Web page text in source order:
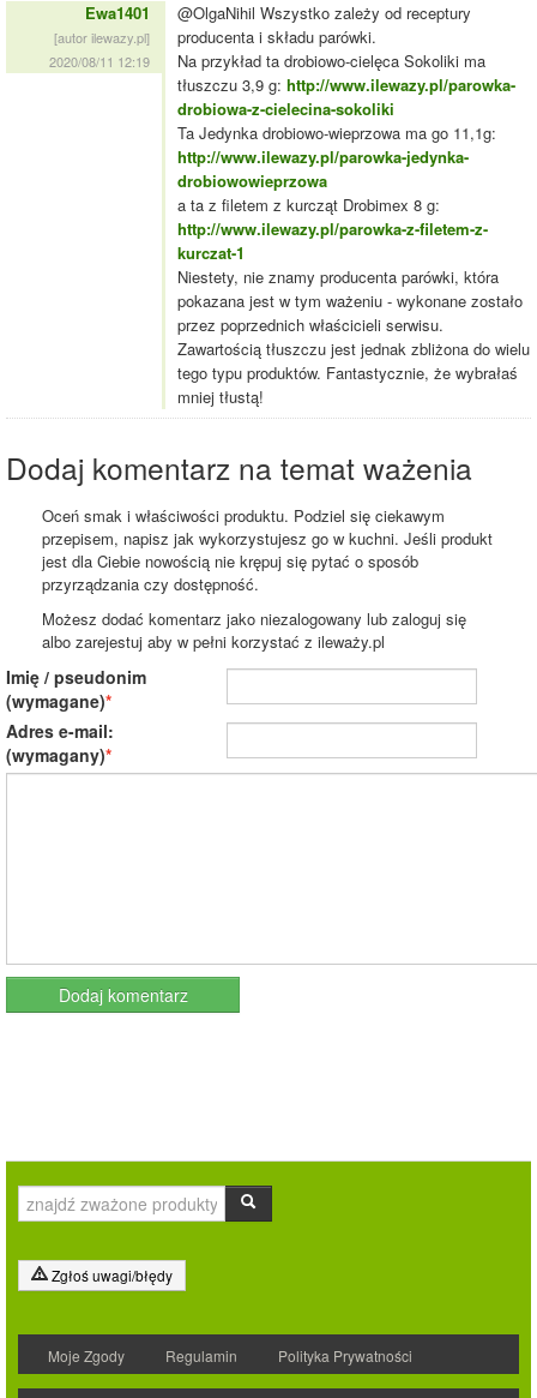
Ewa1401
[autor ilewazy.pl]
2020/08/11 12:19
@OlgaNihil Wszystko zależy od receptury
producenta i składu parówki.
Na przykład ta drobiowo-cielęca Sokoliki ma
tłuszczu 3,9 g: http://www.ilewazy.pl/parowka-
drobiowa-z-cielecina-sokoliki
Ta Jedynka drobiowo-wieprzowa ma go 11,1g:
http://www.ilewazy.pl/parowka-jedynka-
drobiowowieprzowa
a ta z filetem z kurcząt Drobimex 8 g:
http://www.ilewazy.pl/parowka-z-filetem-z-
kurczat-1
Niestety, nie znamy producenta parówki, która
pokazana jest w tym ważeniu - wykonane zostało
przez poprzednich właścicieli serwisu.
Zawartością tłuszczu jest jednak zbliżona do wielu
tego typu produktów. Fantastycznie, że wybrałaś
mniej tłustą!
Dodaj komentarz na temat ważenia
Oceń smak i właściwości produktu. Podziel się ciekawym
przepisem, napisz jak wykorzystujesz go w kuchni. Jeśli produkt
jest dla Ciebie nowością nie krępuj się pytać o sposób
przyrządzania czy dostępność.
Możesz dodać komentarz jako niezalogowany lub zaloguj się
albo zarejestuj aby w pełni korzystać z ileważy.pl
Imię / pseudonim
(wymagane)
Adres e-mail:
(wymagany)
Zgłoś uwagi/błędy
Moje Zgody Regulamin Polityka Prywatności